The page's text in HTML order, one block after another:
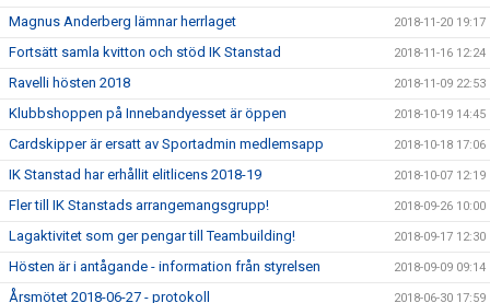
Magnus Anderberg lämnar herrlaget 2018-11-20 19:17
Fortsätt samla kvitton och stöd IK Stanstad 2018-11-16 12:24
Ravelli hösten 2018 2018-11-09 22:53
Klubbshoppen på Innebandyesset är öppen 2018-10-19 14:45
Cardskipper är ersatt av Sportadmin medlemsapp 2018-10-18 17:06
IK Stanstad har erhållit elitlicens 2018-19 2018-10-07 12:19
Fler till IK Stanstads arrangemangsgrupp! 2018-09-26 10:00
Lagaktivitet som ger pengar till Teambuilding! 2018-09-17 12:30
Hösten är i antågande - information från styrelsen 2018-09-09 09:14
Årsmötet 2018-06-27 - protokoll 2018-06-30 17:59